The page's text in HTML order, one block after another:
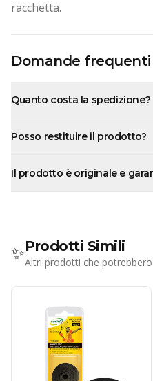
racchetta.
Domande frequenti
Quanto costa la spedizione?
Posso restituire il prodotto?
Il prodotto è originale e
✨Prodotti Simili
Altri prodotti che